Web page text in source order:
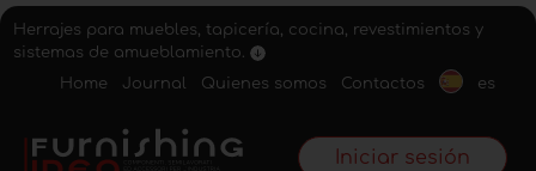
Herrajes para muebles, tapicería, cocina, revestimientos y
sistemas de amueblamiento.
Home
Journal Quienes somos Contactos es
Iniciar sesión